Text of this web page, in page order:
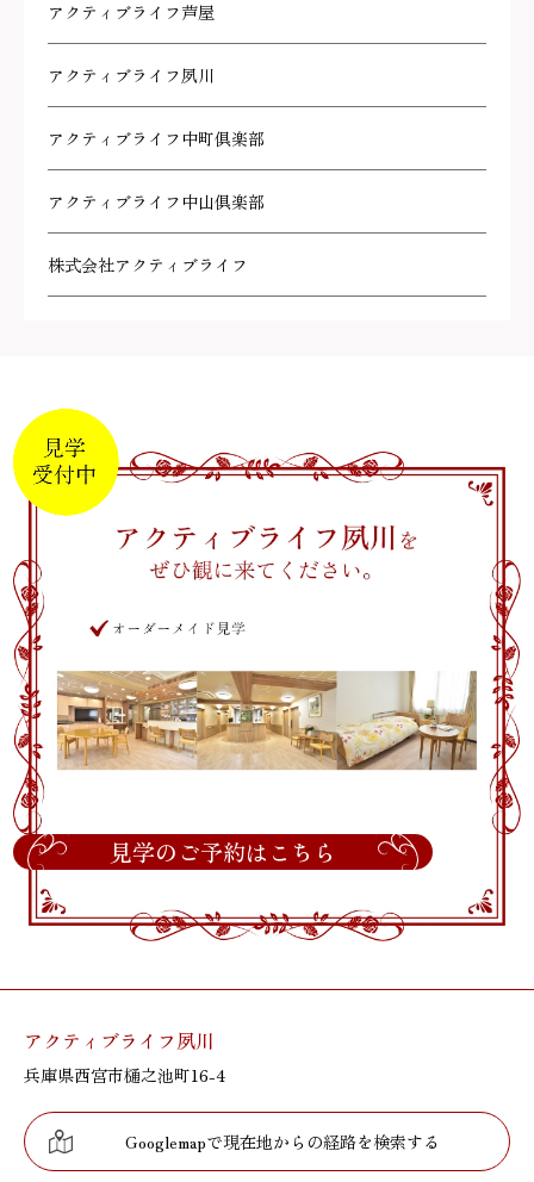
アクティブライフ芦屋
アクティブライフ夙川
アクティブライフ中町倶楽部
アクティブライフ中山倶楽部
株式会社アクティブライフ
見学のご予約はこちら
アクティブライフ夙川
兵庫県西宮市樋之池町16-4
Googlemapで現在地からの経路を検索する